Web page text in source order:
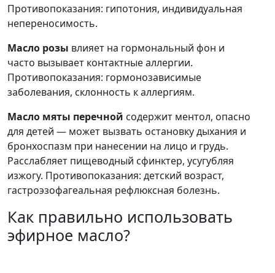
Противопоказания: гипотония, индивидуальная
непереносимость.
Масло розы влияет на гормональный фон и
часто вызывает контактные аллергии.
Противопоказания: гормонозависимые
заболевания, склонность к аллергиям.
Масло мяты перечной содержит ментол, опасно
для детей — может вызвать остановку дыхания и
бронхоспазм при нанесении на лицо и грудь.
Расслабляет пищеводный сфинктер, усугубляя
изжогу. Противопоказания: детский возраст,
гастроэзофагеальная рефлюксная болезнь.
Как правильно использовать
эфирное масло?